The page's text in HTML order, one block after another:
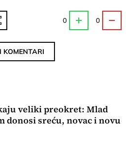
0 0
KOMENTARI
veliki preokret: Mlad
donosi sreću, novac i novu